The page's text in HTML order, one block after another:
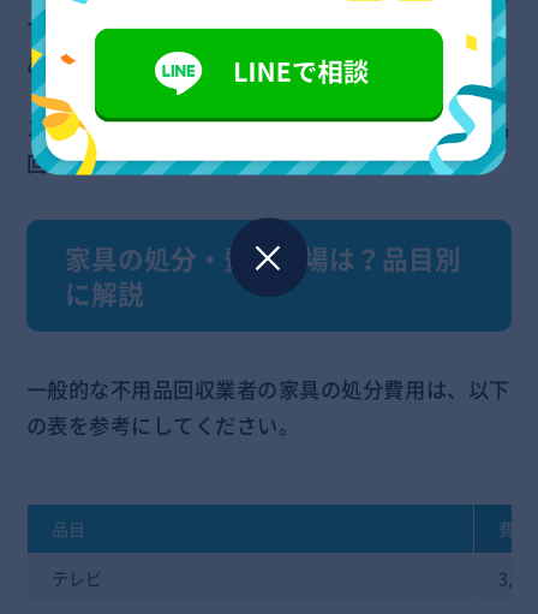
できるうえ、短時間で対応をおこなってくれるた
め、効率的な家具の処分が可能です。
スムーズに家具の回収をしてほしい場合は、不用品
回収業者の利用を検討してみるとよいでしょう。
家具の処分・費用相場は？品目別
に解説
一般的な不用品回収業者の家具の処分費用は、以下
の表を参考にしてください。
品目 費用
テレビ